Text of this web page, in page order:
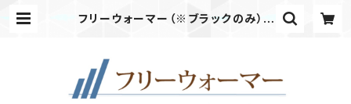
フリーウォーマー（※ブラックのみ） |